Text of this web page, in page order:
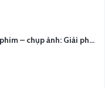
Thuê thiết bị quay phim – chụp ảnh: Giải pháp tối ưu chi phí cho doanh nghiệp